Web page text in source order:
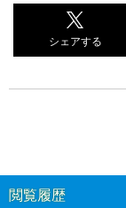
シェアする
閲覧履歴